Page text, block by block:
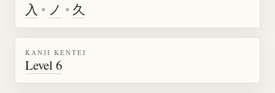
入 • ノ • 久
KANJI KENTEI
Level 6